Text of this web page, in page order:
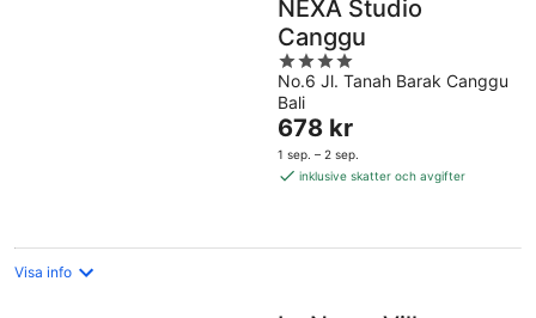
NEXA Studio
Canggu
4
out
of
5
No.6 Jl. Tanah Barak Canggu
Bali
Priset
är
678 kr
678 kr
1 sep. – 2 sep.
inklusive skatter och avgifter
Visa info